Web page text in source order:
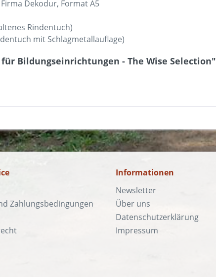
Dekodur, Format A5
Rindentuch)
mit Schlagmetallauflage)
Bildungseinrichtungen - The Wise Selection"
Zahlungsbedingungen
Informationen
Newsletter
Über uns
Datenschutzerklärung
Impressum